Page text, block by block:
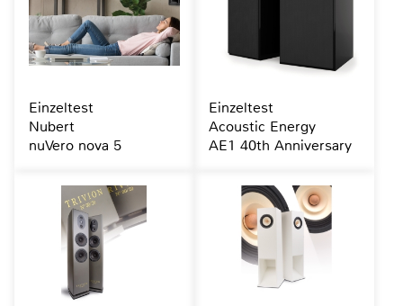
Einzeltest
Nubert
nuVero nova 5
Einzeltest
Acoustic Energy
AE1 40th Anniversary